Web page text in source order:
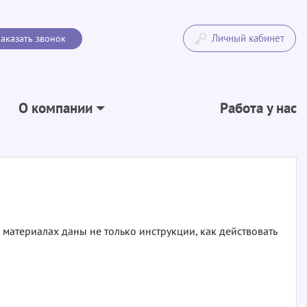
звонок Личный кабинет
О компании Работа у нас
даны не только инструкции, как действовать